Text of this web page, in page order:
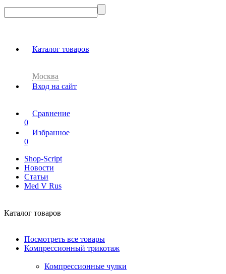
Каталог товаров
Москва
Вход на сайт
Сравнение
0
Избранное
0
Shop-Script
Новости
Статьи
Med V Rus
Каталог товаров
Посмотреть все товары
Компрессионный трикотаж
Компрессионные чулки